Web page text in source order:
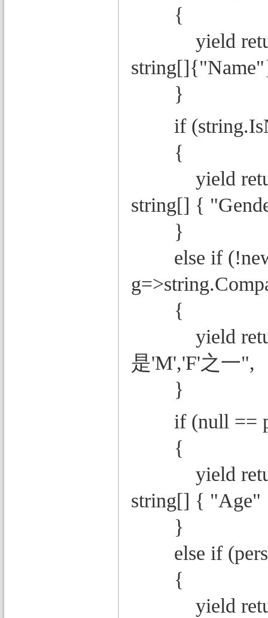
{
yield return
}
if
{
yield return
string[] {
}
else if
{
yield return
是'M','F'之一",
}
if (null ==
{
yield return
string[] { "Age"
}
else if
{
yield return